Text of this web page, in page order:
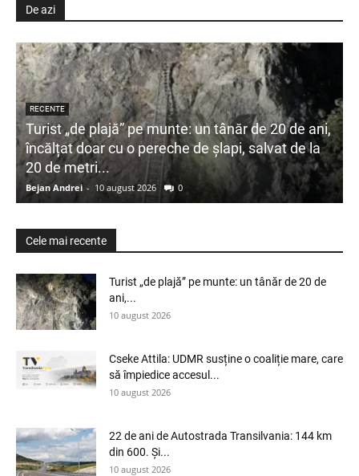
De azi
RECENTE
Turist „de plajă” pe munte: un tânăr de 20 de ani,
încălțat doar cu o pereche de șlapi, salvat de la
20 de metri...
Bejan Andrei - 10 august 2026 0
Cele mai recente
Turist „de plajă” pe munte: un tânăr de 20 de
ani,...
10 august 2026
Cseke Attila: UDMR susține o coaliție mare, care
să împiedice accesul...
10 august 2026
22 de ani de Autostrada Transilvania: 144 km
din 600. Și...
10 august 2026